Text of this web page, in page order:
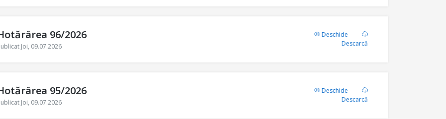
96/2026
Joi, 09.07.2026
Deschide
Descarcă
95/2026
Joi, 09.07.2026
Deschide
Descarcă